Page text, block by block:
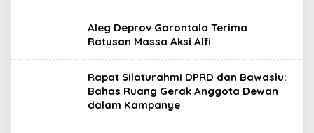
Aleg Deprov Gorontalo Terima
Ratusan Massa Aksi Alfi
Rapat Silaturahmi DPRD dan Bawaslu:
Bahas Ruang Gerak Anggota Dewan
dalam Kampanye